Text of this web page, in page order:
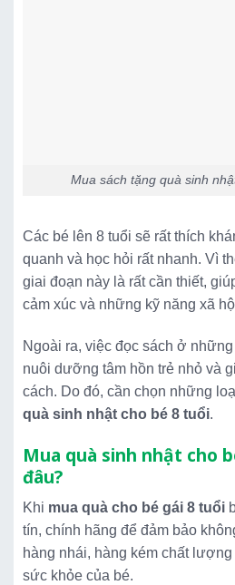
Mua sách tặng quà sinh
Các bé lên 8 tuổi sẽ rất thích
quanh và học hỏi rất nhanh. Vì
giai đoạn này là rất cần thiết,
cảm xúc và những kỹ năng xã
Ngoài ra, việc đọc sách ở
nuôi dưỡng tâm hồn trẻ nhỏ và
cách. Do đó, cần chọn những
quà sinh nhật cho bé 8 tuổi.
Mua quà sinh nhật cho
đâu?
Khi mua quà cho bé gái 8 tuổi
tín, chính hãng để đảm bảo
hàng nhái, hàng kém chất
sức khỏe của bé.